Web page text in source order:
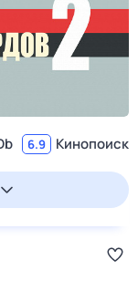
6.9 Кинопоиск